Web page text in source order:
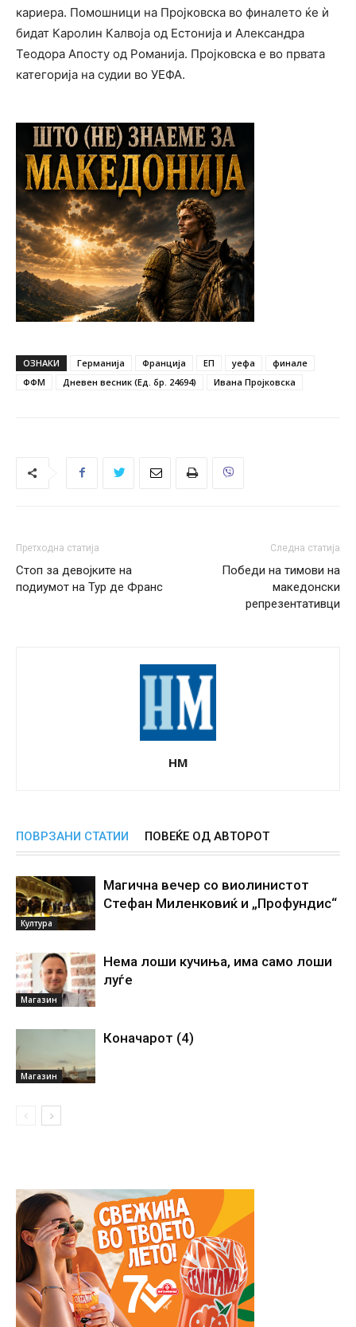
кариера. Помошници на Пројковска во финалето ќе ѝ
бидат Каролин Калвоја од Естонија и Александра
Теодора Апосту од Романија. Пројковска e во првата
категорија на судии во УЕФА.
ОЗНАКИ Германија Франција ЕП уефа
финале
ФФМ
Дневен весник (Ед. бр. 24694) Ивана Пројковска
Претходна статија
Стоп за девојките на
подиумот на Тур де Франс
Следна статија
Победи на тимови на
македонски
репрезентативци
НМ
ПОВРЗАНИ СТАТИИ ПОВЕЌЕ ОД АВТОРОТ
Култура
Магична вечер со виолинистот
Стефан Миленковиќ и „Профундис“
Магазин
Нема лоши кучиња, има само лоши
луѓе
Магазин
Коначарот (4)